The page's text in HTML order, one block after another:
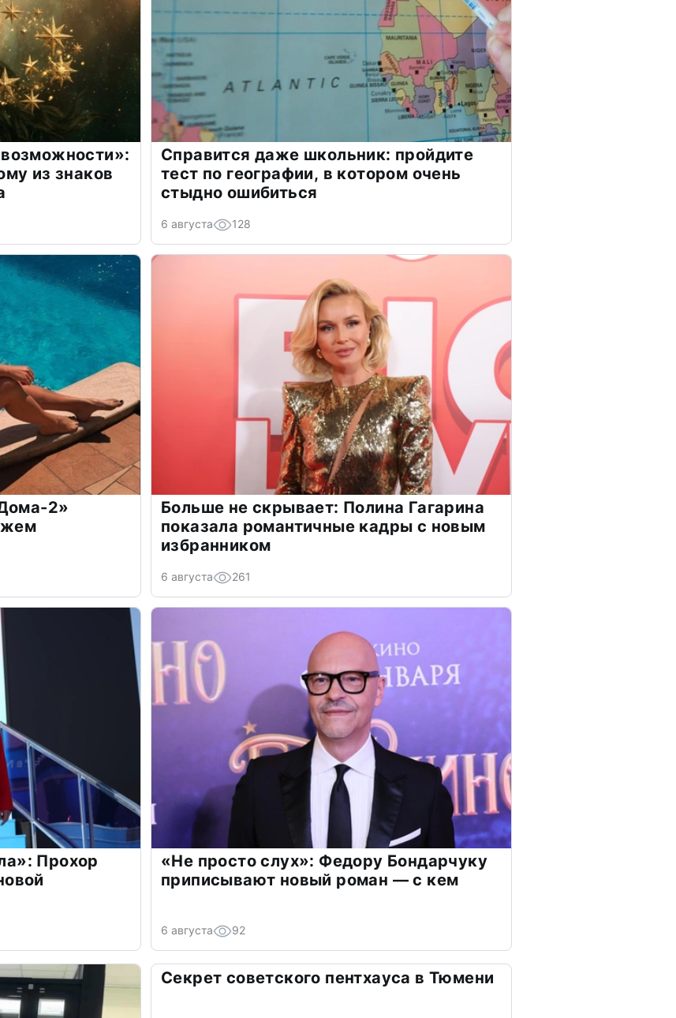
из знаков
Справится даже школьник: пройдите
тест по географии, в котором очень
стыдно ошибиться
6 августа 128
2»
Больше не скрывает: Полина Гагарина
показала романтичные кадры с новым
избранником
6 августа 261
Прохор
«Не просто слух»: Федору Бондарчуку
приписывают новый роман — с кем
6 августа 92
Секрет советского пентхауса в Тюмени